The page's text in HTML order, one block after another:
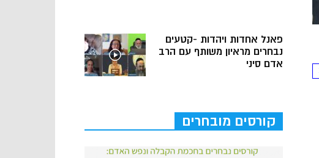
פאנל אחדות ויהדות -קטעים
נבחרים מראיון משותף עם הרב
אדם סיני
קורסים מובחרים